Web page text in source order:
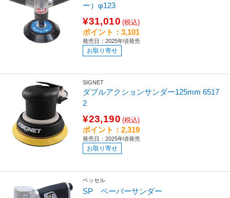
ー）φ123
¥31,010 (税込)
ポイント：3,101
発売日：2025年頃発売
お取り寄せ
SIGNET
ダブルアクションサンダー125mm 6517
2
¥23,190 (税込)
ポイント：2,319
発売日：2025年頃発売
お取り寄せ
ベッセル
SP ペーパーサンダー